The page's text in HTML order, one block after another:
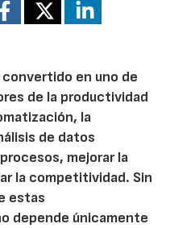
en uno de
de la productividad
la
de datos
mejorar la
la competitividad. Sin
estas
depende únicamente